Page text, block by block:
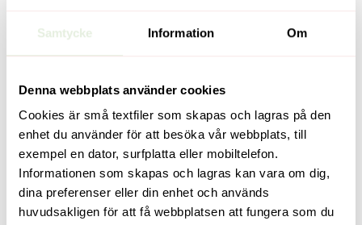
Samtycke Information Om
Denna webbplats använder cookies
Cookies är små textfiler som skapas och lagras på den
enhet du använder för att besöka vår webbplats, till
exempel en dator, surfplatta eller mobiltelefon.
Informationen som skapas och lagras kan vara om dig,
dina preferenser eller din enhet och används
huvudsakligen för att få webbplatsen att fungera som du